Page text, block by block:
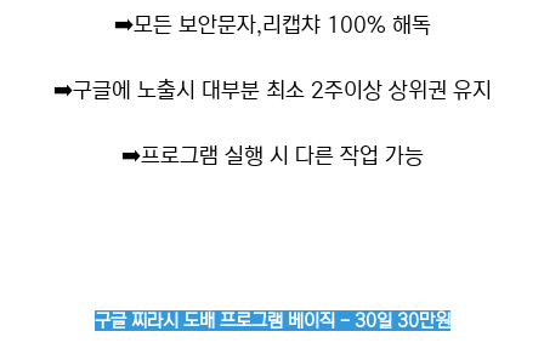
➡️모든 보안문자,리캡챠 100% 해독
➡️구글에 노출시 대부분 최소 2주이상 상위권 유지
➡️프로그램 실행 시 다른 작업 가능
구글 찌라시 도배 프로그램 베이직 - 30일 30만원